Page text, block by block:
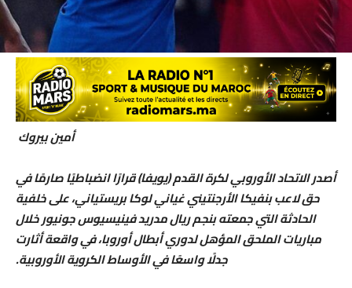
أمين بيروك
أصدر الاتحاد الأوروبي لكرة القدم (يويفا) قرارًا انضباطيًا صارمًا في
حق لاعب بنفيكا الأرجنتيني غياني لوكا بريستياني، على خلفية
الحادثة التي جمعته بنجم ريال مدريد فينيسيوس جونيور خلال
مباريات الملحق المؤهل لدوري أبطال أوروبا، في واقعة أثارت
جدلًا واسعًا في الأوساط الكروية الأوروبية.